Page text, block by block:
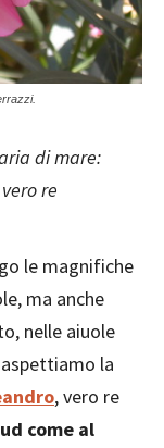
di mare:
re
le magnifiche
ma anche
nelle aiuole
la
, vero re
come al